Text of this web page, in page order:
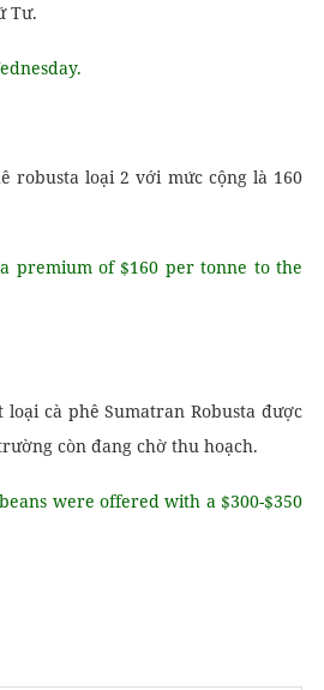
Tư.
robusta loại 2 với mức cộng là 160
premium of $160 per tonne to the
cà phê Sumatran Robusta được
còn đang chờ thu hoạch.
were offered with a $300-$350